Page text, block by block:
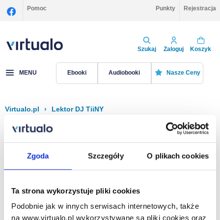
Zgoda Szczegóły O plikach cookies
Ta strona wykorzystuje pliki cookies
Podobnie jak w innych serwisach internetowych, także
na www.virtualo.pl wykorzystywane są pliki cookies oraz
Pomoc Punkty Rejestracja
Szukaj Zaloguj Koszyk
MENU Ebooki Audiobooki Nasze Ceny
Virtualo.pl › Lektor DJ TiiNY
Filtruj Sortuj
Na stronie